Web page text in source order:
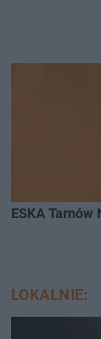
ESKA Tarnów
LOKALNIE: